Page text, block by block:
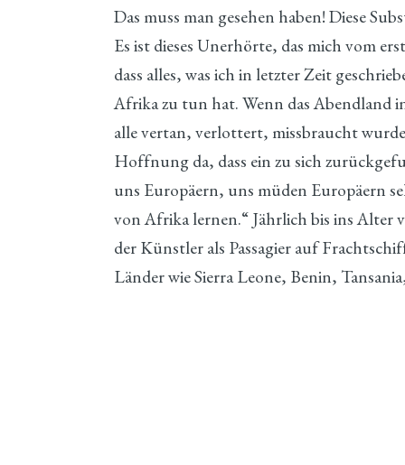
Das muss man gesehen haben! Diese
Es ist dieses Unerhörte, das mich vom
dass alles, was ich in letzter Zeit
Afrika zu tun hat. Wenn das Abendland
alle vertan, verlottert, missbraucht
Hoffnung da, dass ein zu sich
uns Europäern, uns müden Europäern
von Afrika lernen.“ Jährlich bis ins Alter
der Künstler als Passagier auf
Länder wie Sierra Leone, Benin,